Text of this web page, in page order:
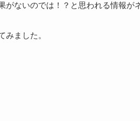
がないのでは！？と思われる情報が
みました。